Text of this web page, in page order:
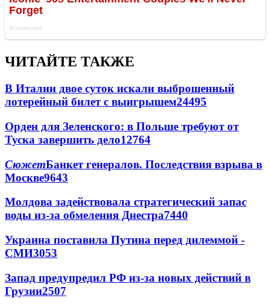
ЧИТАЙТЕ ТАКЖЕ
В Италии двое суток искали выброшенный
лотерейный билет с выигрышем24495
Орден для Зеленского: в Польше требуют от
Туска завершить дело12764
СюжетБанкет генералов. Последствия взрыва в
Москве9643
Молдова задействовала стратегический запас
воды из-за обмеления Днестра7440
Украина поставила Путина перед дилеммой -
СМИ3053
Запад предупредил РФ из-за новых действий в
Грузии2507